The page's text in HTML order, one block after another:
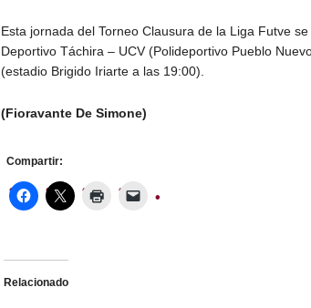
Esta jornada del Torneo Clausura de la Liga Futve
Deportivo Táchira – UCV (Polideportivo Pueblo
(estadio Brigido Iriarte a las 19:00).
(Fioravante De Simone)
Compartir:
Relacionado